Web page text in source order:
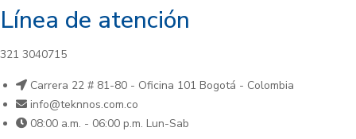
Línea de atención
321 3040715
Carrera 22 # 81-80 - Oficina 101 Bogotá - Colombia
info@teknnos.com.co
08:00 a.m. - 06:00 p.m. Lun-Sab